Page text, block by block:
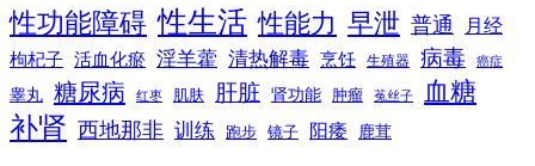
性功能障碍 性生活 性能力 早泄 普通 月经
枸杞子 活血化瘀 淫羊藿 清热解毒 烹饪 生殖器 病毒 癌症
睾丸 糖尿病 红枣 肌肤 肝脏 肾功能 肿瘤 菟丝子 血糖
补肾 西地那非 训练 跑步 镜子 阳痿 鹿茸